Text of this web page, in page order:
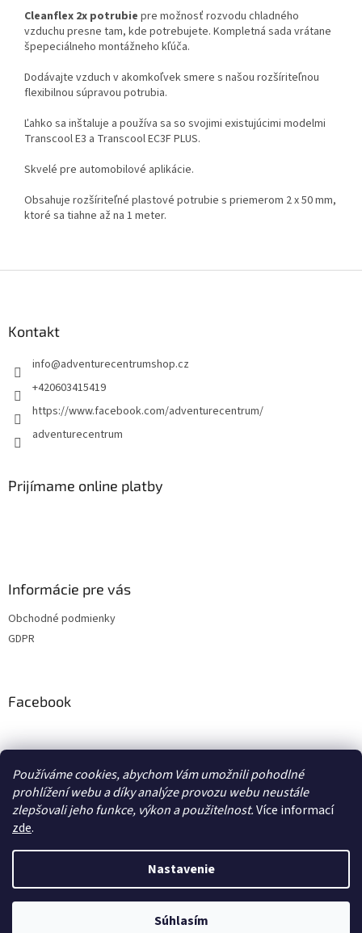
Používáme cookies, abychom Vám umožnili pohodlné
prohlížení webu a díky analýze provozu webu neustále
zlepšovali jeho funkce, výkon a použitelnost.Více informací
zde.
Nastavenie
Súhlasím
Cleanflex 2x potrubie pre možnosť rozvodu chladného
vzduchu presne tam, kde potrebujete. Kompletná sada vrátane
špepeciálneho montážneho kľúča.
Dodávajte vzduch v akomkoľvek smere s našou rozšíriteľnou
flexibilnou súpravou potrubia.
Ľahko sa inštaluje a používa sa so svojimi existujúcimi modelmi
Transcool E3 a Transcool EC3F PLUS.
Skvelé pre automobilové aplikácie.
Obsahuje rozšíriteľné plastové potrubie s priemerom 2 x 50 mm,
ktoré sa tiahne až na 1 meter.
Kontakt
info@adventurecentrumshop.cz
+420603415419
https://www.facebook.com/adventurecentrum/
adventurecentrum
Prijímame online platby
Informácie pre vás
Obchodné podmienky
GDPR
Facebook
transcool.cz
Copyright 2026Adventure Centrum Shop. Všetky práva
Upraviť nastavenie cookies